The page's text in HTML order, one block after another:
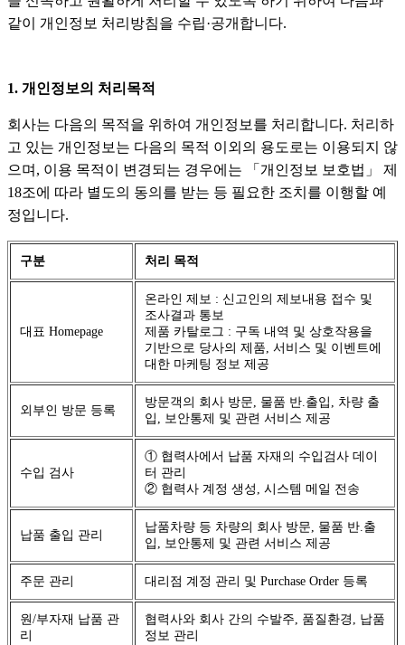
같이 개인정보 처리방침을 수립·공개합니다.
1. 개인정보의 처리목적
회사는 다음의 목적을 위하여 개인정보를 처리합니다. 처리하
고 있는 개인정보는 다음의 목적 이외의 용도로는 이용되지 않
으며, 이용 목적이 변경되는 경우에는 「개인정보 보호법」 제
18조에 따라 별도의 동의를 받는 등 필요한 조치를 이행할 예
정입니다.
구분 처리 목적
대표 Homepage
온라인 제보 : 신고인의 제보내용 접수 및
조사결과 통보
제품 카탈로그 : 구독 내역 및 상호작용을
기반으로 당사의 제품, 서비스 및 이벤트에
대한 마케팅 정보 제공
외부인 방문 등록
방문객의 회사 방문, 물품 반.출입, 차량 출
입, 보안통제 및 관련 서비스 제공
수입 검사
① 협력사에서 납품 자재의 수입검사 데이
터 관리
② 협력사 계정 생성, 시스템 메일 전송
납품 출입 관리
납품차량 등 차량의 회사 방문, 물품 반.출
입, 보안통제 및 관련 서비스 제공
주문 관리 대리점 계정 관리 및 Purchase Order 등록
원/부자재 납품 관
리
협력사와 회사 간의 수발주, 품질환경, 납품
정보 관리